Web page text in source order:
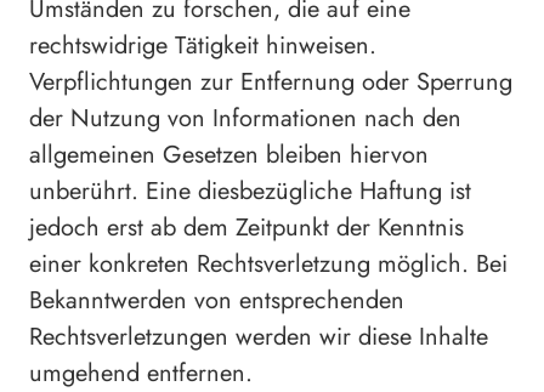
Umständen zu forschen, die auf eine
rechtswidrige Tätigkeit hinweisen.
Verpflichtungen zur Entfernung oder Sperrung
der Nutzung von Informationen nach den
allgemeinen Gesetzen bleiben hiervon
unberührt. Eine diesbezügliche Haftung ist
jedoch erst ab dem Zeitpunkt der Kenntnis
einer konkreten Rechtsverletzung möglich. Bei
Bekanntwerden von entsprechenden
Rechtsverletzungen werden wir diese Inhalte
umgehend entfernen.